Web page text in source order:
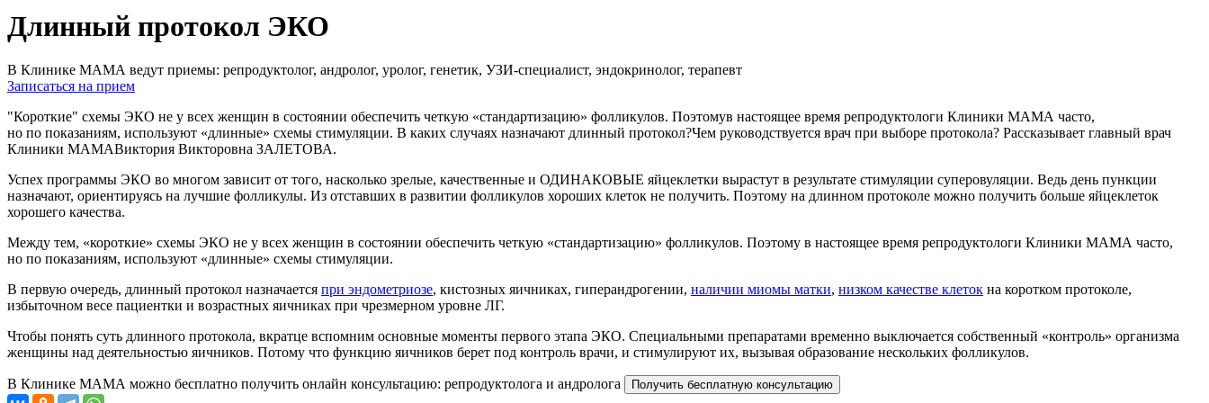
Длинный протокол ЭКО
В Клинике МАМА ведут приемы: репродуктолог, андролог, уролог, генетик, УЗИ-специалист, эндокринолог, терапевт
Записаться на прием
"Короткие" схемы ЭКО не у всех женщин в состоянии обеспечить четкую «стандартизацию» фолликулов. Поэтомув настоящее время репродуктологи Клиники МАМА часто,
но по показаниям, используют «длинные» схемы стимуляции. В каких случаях назначают длинный протокол?Чем руководствуется врач при выборе протокола? Рассказывает главный врач
Клиники МАМАВиктория Викторовна ЗАЛЕТОВА.
Успех программы ЭКО во многом зависит от того, насколько зрелые, качественные и ОДИНАКОВЫЕ яйцеклетки вырастут в результате стимуляции суперовуляции. Ведь день пункции
назначают, ориентируясь на лучшие фолликулы. Из отставших в развитии фолликулов хороших клеток не получить. Поэтому на длинном протоколе можно получить больше яйцеклеток
хорошего качества.
Между тем, «короткие» схемы ЭКО не у всех женщин в состоянии обеспечить четкую «стандартизацию» фолликулов. Поэтому в настоящее время репродуктологи Клиники МАМА часто,
но по показаниям, используют «длинные» схемы стимуляции.
В первую очередь, длинный протокол назначается при эндометриозе, кистозных яичниках, гиперандрогении, наличии миомы матки, низком качестве клеток на коротком протоколе,
избыточном весе пациентки и возрастных яичниках при чрезмерном уровне ЛГ.
Чтобы понять суть длинного протокола, вкратце вспомним основные моменты первого этапа ЭКО. Специальными препаратами временно выключается собственный «контроль» организма
женщины над деятельностью яичников. Потому что функцию яичников берет под контроль врачи, и стимулируют их, вызывая образование нескольких фолликулов.
В Клинике МАМА можно бесплатно получить онлайн консультацию: репродуктолога и андролога Получить бесплатную консультацию